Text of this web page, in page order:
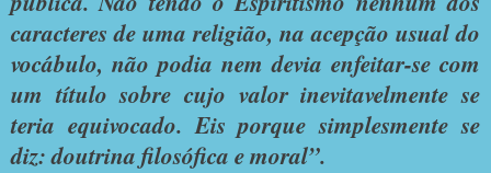
caracteres de uma religião, na acepção usual do
vocábulo, não podia nem devia enfeitar-se com
um título sobre cujo valor inevitavelmente se
teria equivocado. Eis porque simplesmente se
diz: doutrina filosófica e moral”.